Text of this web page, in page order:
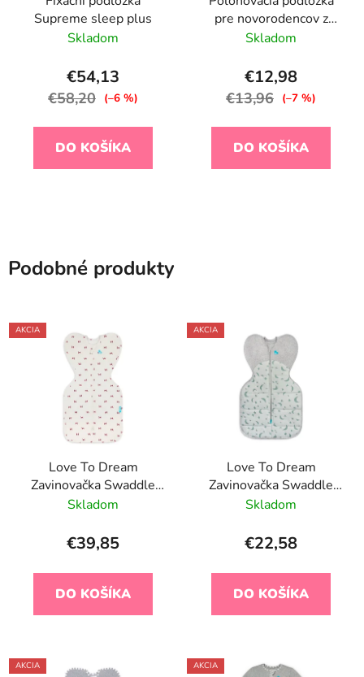
Supreme sleep plus
Skladom
€54,13
€58,20 (–6 %)
DO KOŠÍKA
pre novorodencov z
pamäťovej peny Airknit
Skladom
€12,98
€13,96 (–7 %)
DO KOŠÍKA
Podobné produkty
AKCIA
Love To Dream
Zavinovačka Swaddle
UP - veľkosť XS -
TOG Originál
Skladom
€39,85
DO KOŠÍKA
AKCIA
Love To Dream
Zavinovačka Swaddle
UP, veľkosť S,
1, Extra Warm
Skladom
€22,58
DO KOŠÍKA
AKCIA AKCIA